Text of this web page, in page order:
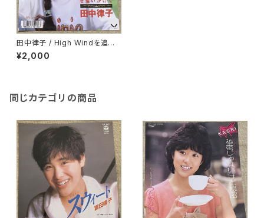
田中律子 / High Windを追い
かけて プロモ
¥2,000
同じカテゴリの商品